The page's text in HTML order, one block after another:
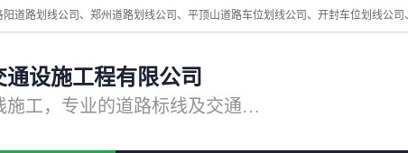
通设施工程有限公司
专注道路标线施工，专业的道路标线及交通设施施工服务商!